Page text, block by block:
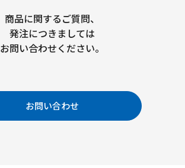
商品に関するご質問、
発注につきましては
お問い合わせください。
お問い合わせ